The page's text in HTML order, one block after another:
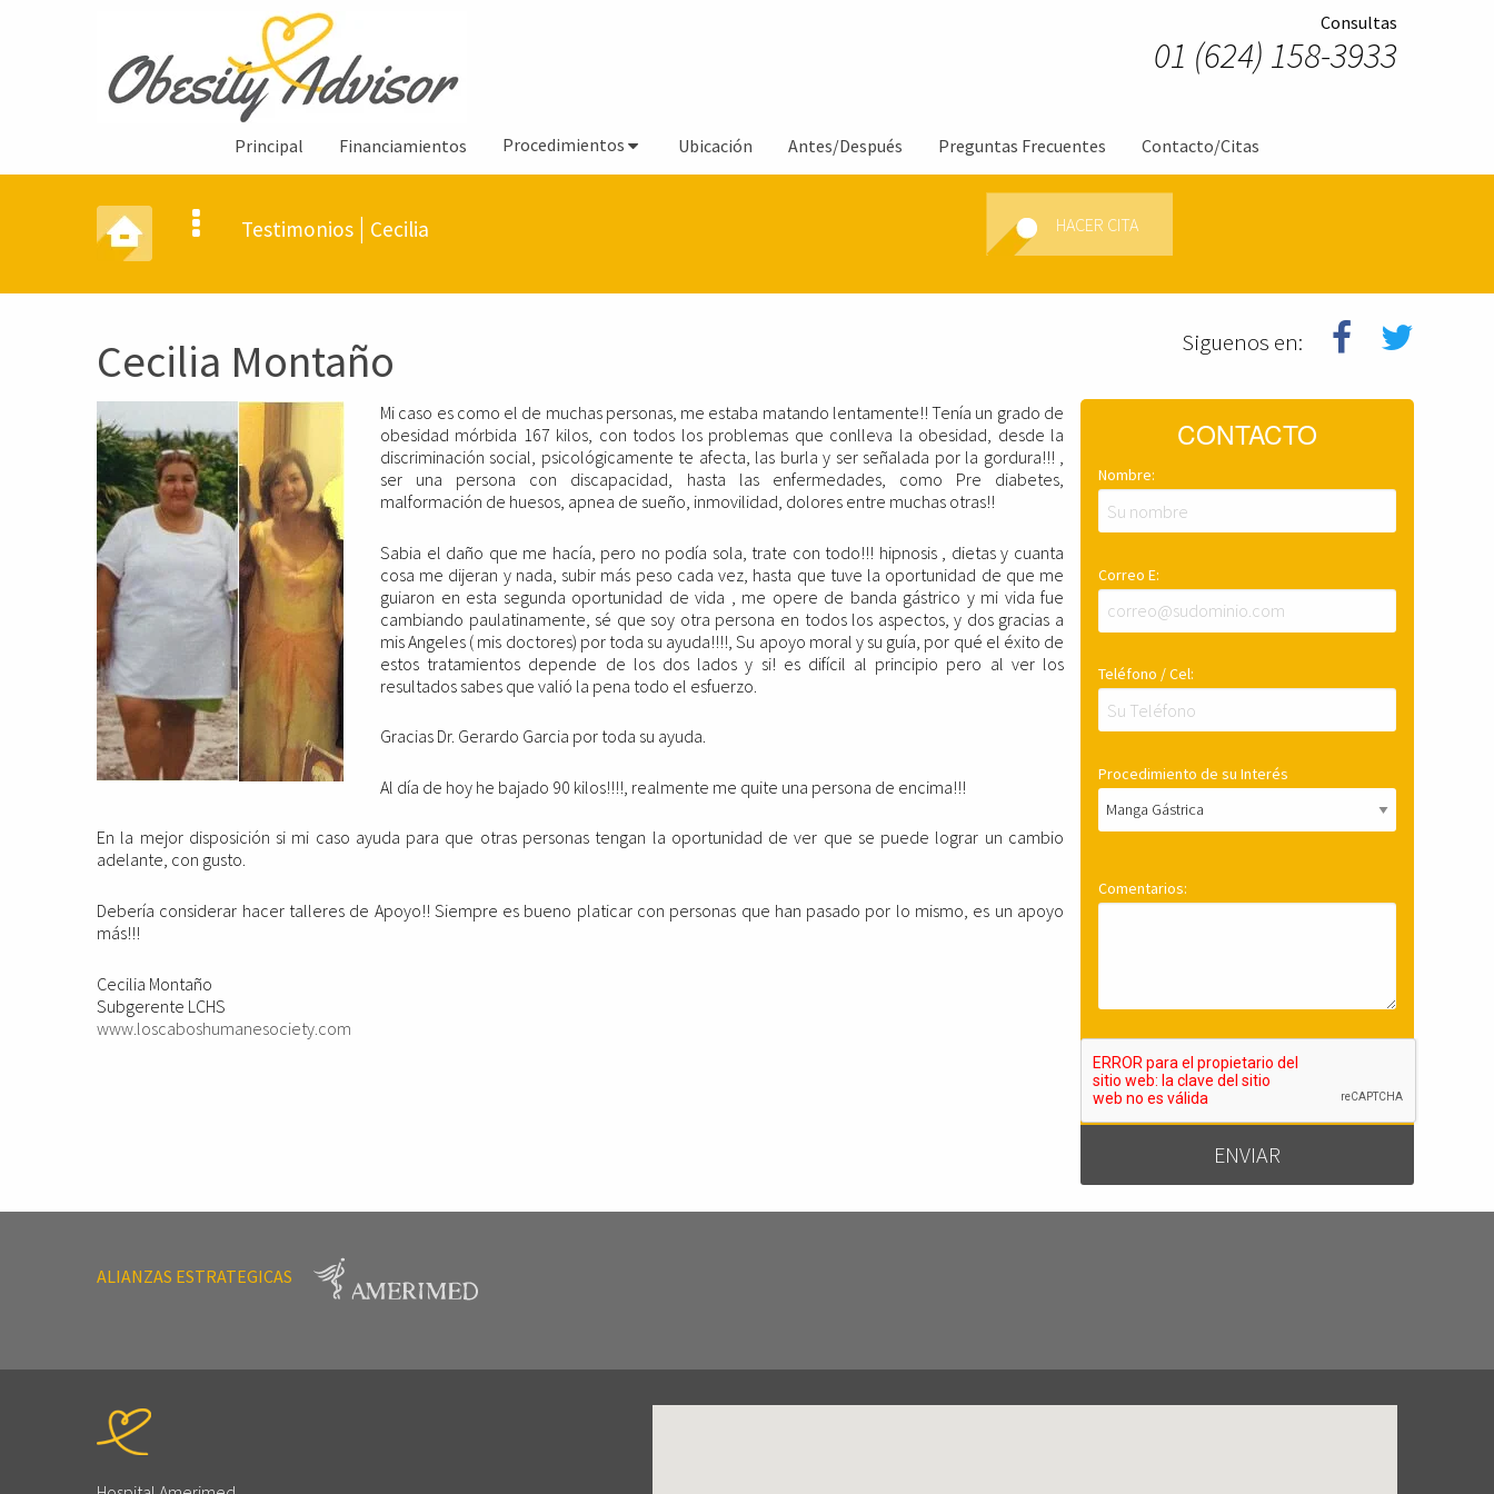
Consultas
01 (624) 158-3933
Principal Financiamientos Procedimientos Ubicación Antes/Después Preguntas Frecuentes Contacto/Citas
Testimonios | Cecilia HACER CITA
Cecilia Montaño
Mi caso es como el de muchas personas, me estaba matando lentamente!! Tenía un grado de
obesidad mórbida 167 kilos, con todos los problemas que conlleva la obesidad, desde la
discriminación social, psicológicamente te afecta, las burla y ser señalada por la gordura!!! ,
ser una persona con discapacidad, hasta las enfermedades, como Pre diabetes,
malformación de huesos, apnea de sueño, inmovilidad, dolores entre muchas otras!!
Sabia el daño que me hacía, pero no podía sola, trate con todo!!! hipnosis , dietas y cuanta
cosa me dijeran y nada, subir más peso cada vez, hasta que tuve la oportunidad de que me
guiaron en esta segunda oportunidad de vida , me opere de banda gástrico y mi vida fue
cambiando paulatinamente, sé que soy otra persona en todos los aspectos, y dos gracias a
mis Angeles ( mis doctores) por toda su ayuda!!!!, Su apoyo moral y su guía, por qué el éxito de
estos tratamientos depende de los dos lados y si! es difícil al principio pero al ver los
resultados sabes que valió la pena todo el esfuerzo.
Gracias Dr. Gerardo Garcia por toda su ayuda.
Al día de hoy he bajado 90 kilos!!!!, realmente me quite una persona de encima!!!
En la mejor disposición si mi caso ayuda para que otras personas tengan la oportunidad de ver que se puede lograr un cambio
adelante, con gusto.
Debería considerar hacer talleres de Apoyo!! Siempre es bueno platicar con personas que han pasado por lo mismo, es un apoyo
más!!!
Cecilia Montaño
Subgerente LCHS
www.loscaboshumanesociety.com
Siguenos en:
CONTACTO
Nombre:
Correo E:
Teléfono / Cel:
Procedimiento de su Interés
Comentarios:
ALIANZAS ESTRATEGICAS